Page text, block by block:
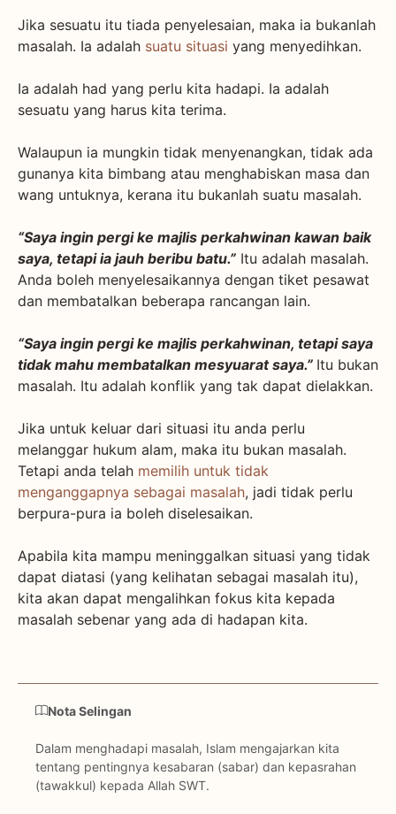
Jika sesuatu itu tiada penyelesaian, maka ia bukanlah
masalah. Ia adalah suatu situasi yang menyedihkan.
Ia adalah had yang perlu kita hadapi. Ia adalah
sesuatu yang harus kita terima.
Walaupun ia mungkin tidak menyenangkan, tidak ada
gunanya kita bimbang atau menghabiskan masa dan
wang untuknya, kerana itu bukanlah suatu masalah.
“Saya ingin pergi ke majlis perkahwinan kawan baik
saya, tetapi ia jauh beribu batu.” Itu adalah masalah.
Anda boleh menyelesaikannya dengan tiket pesawat
dan membatalkan beberapa rancangan lain.
“Saya ingin pergi ke majlis perkahwinan, tetapi saya
tidak mahu membatalkan mesyuarat saya.” Itu bukan
masalah. Itu adalah konflik yang tak dapat dielakkan.
Jika untuk keluar dari situasi itu anda perlu
melanggar hukum alam, maka itu bukan masalah.
Tetapi anda telah memilih untuk tidak
menganggapnya sebagai masalah, jadi tidak perlu
berpura-pura ia boleh diselesaikan.
Apabila kita mampu meninggalkan situasi yang tidak
dapat diatasi (yang kelihatan sebagai masalah itu),
kita akan dapat mengalihkan fokus kita kepada
masalah sebenar yang ada di hadapan kita.
Nota Selingan
Dalam menghadapi masalah, Islam mengajarkan kita
tentang pentingnya kesabaran (sabar) dan kepasrahan
(tawakkul) kepada Allah SWT.